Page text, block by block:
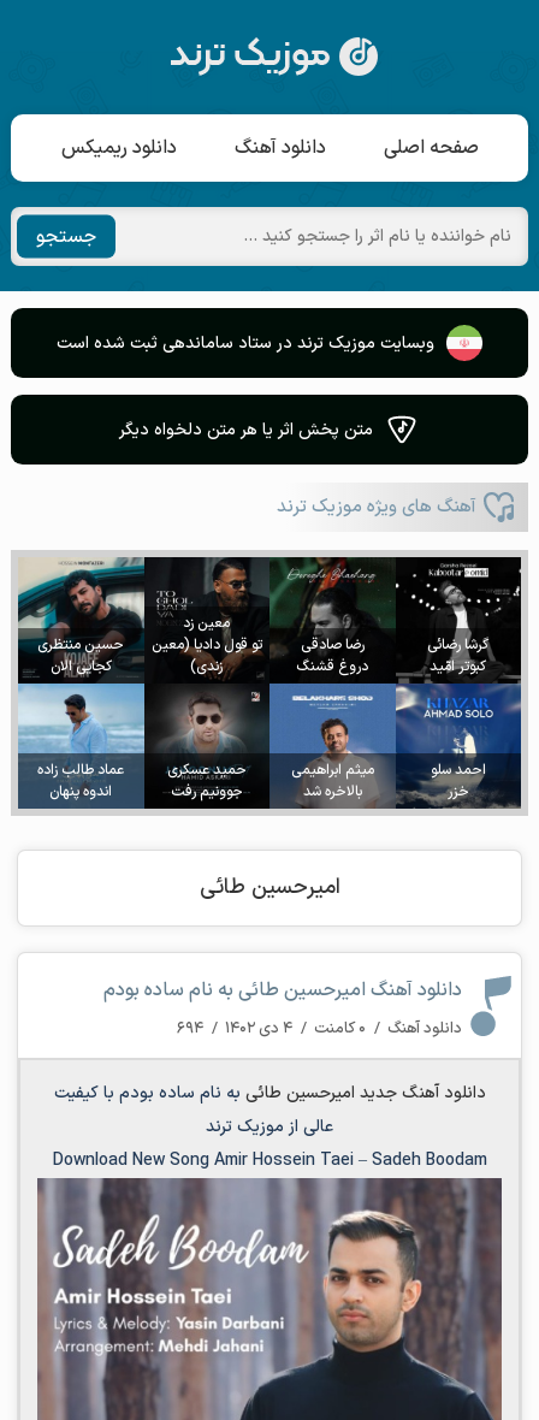
صفحه اصلی دانلود آهنگ دانلود ریمیکس
جستجو
وبسایت موزیک ترند در ستاد ساماندهی ثبت شده است
متن پخش اثر یا هر متن دلخواه دیگر
آهنگ های ویژه موزیک ترند
گرشا رضائی
کبوتر امّید
رضا صادقی
دروغ قشنگ
معین زد
تو قول دادیا (معین
زندی)
حسین منتظری
کجایی الان
احمد سلو
خزر
میثم ابراهیمی
بالاخره شد
حمید عسکری
جوونیم رفت
عماد طالب زاده
اندوه پنهان
امیرحسین طائی
دانلود آهنگ امیرحسین طائی به نام ساده بودم
دانلود آهنگ / ۰ کامنت / ۴ دی ۱۴۰۲ / ۶۹۴
دانلود آهنگ جدید امیرحسین طائی به نام ساده بودم با کیفیت
عالی از موزیک ترند
Download New SongAmir Hossein Taei–Sadeh Boodam